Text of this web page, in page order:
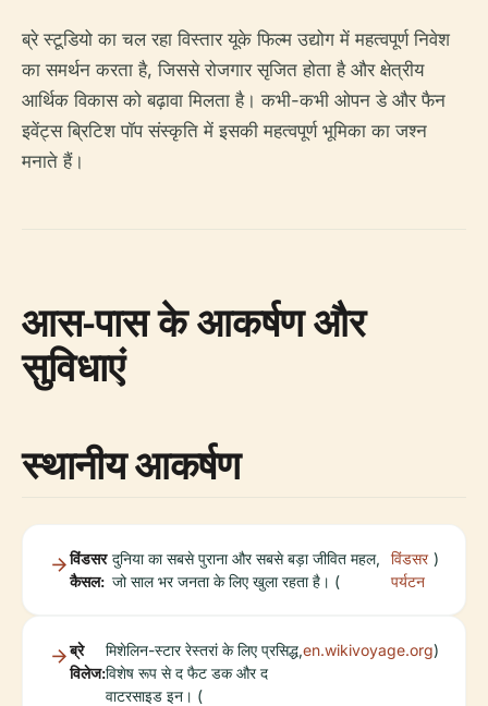
ब्रे स्टूडियो का चल रहा विस्तार यूके फिल्म उद्योग में महत्वपूर्ण निवेश
का समर्थन करता है, जिससे रोजगार सृजित होता है और क्षेत्रीय
आर्थिक विकास को बढ़ावा मिलता है। कभी-कभी ओपन डे और फैन
इवेंट्स ब्रिटिश पॉप संस्कृति में इसकी महत्वपूर्ण भूमिका का जश्न
मनाते हैं।
आस-पास के आकर्षण और
सुविधाएं
स्थानीय आकर्षण
विंडसर
कैसल:
दुनिया का सबसे पुराना और सबसे बड़ा जीवित महल,
जो साल भर जनता के लिए खुला रहता है। (
विंडसर
पर्यटन
)
ब्रे
विलेज:
मिशेलिन-स्टार रेस्तरां के लिए प्रसिद्ध,
विशेष रूप से द फैट डक और द
वाटरसाइड इन। (
en.wikivoyage.org)